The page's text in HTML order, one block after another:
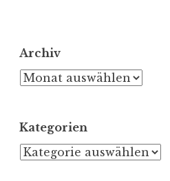
Archiv
Archiv
Kategorien
Kategorien